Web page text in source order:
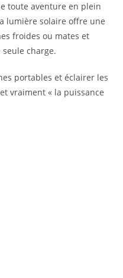
toute aventure en plein
lumière solaire offre une
froides ou mates et
seule charge.
portables et éclairer les
vraiment « la puissance